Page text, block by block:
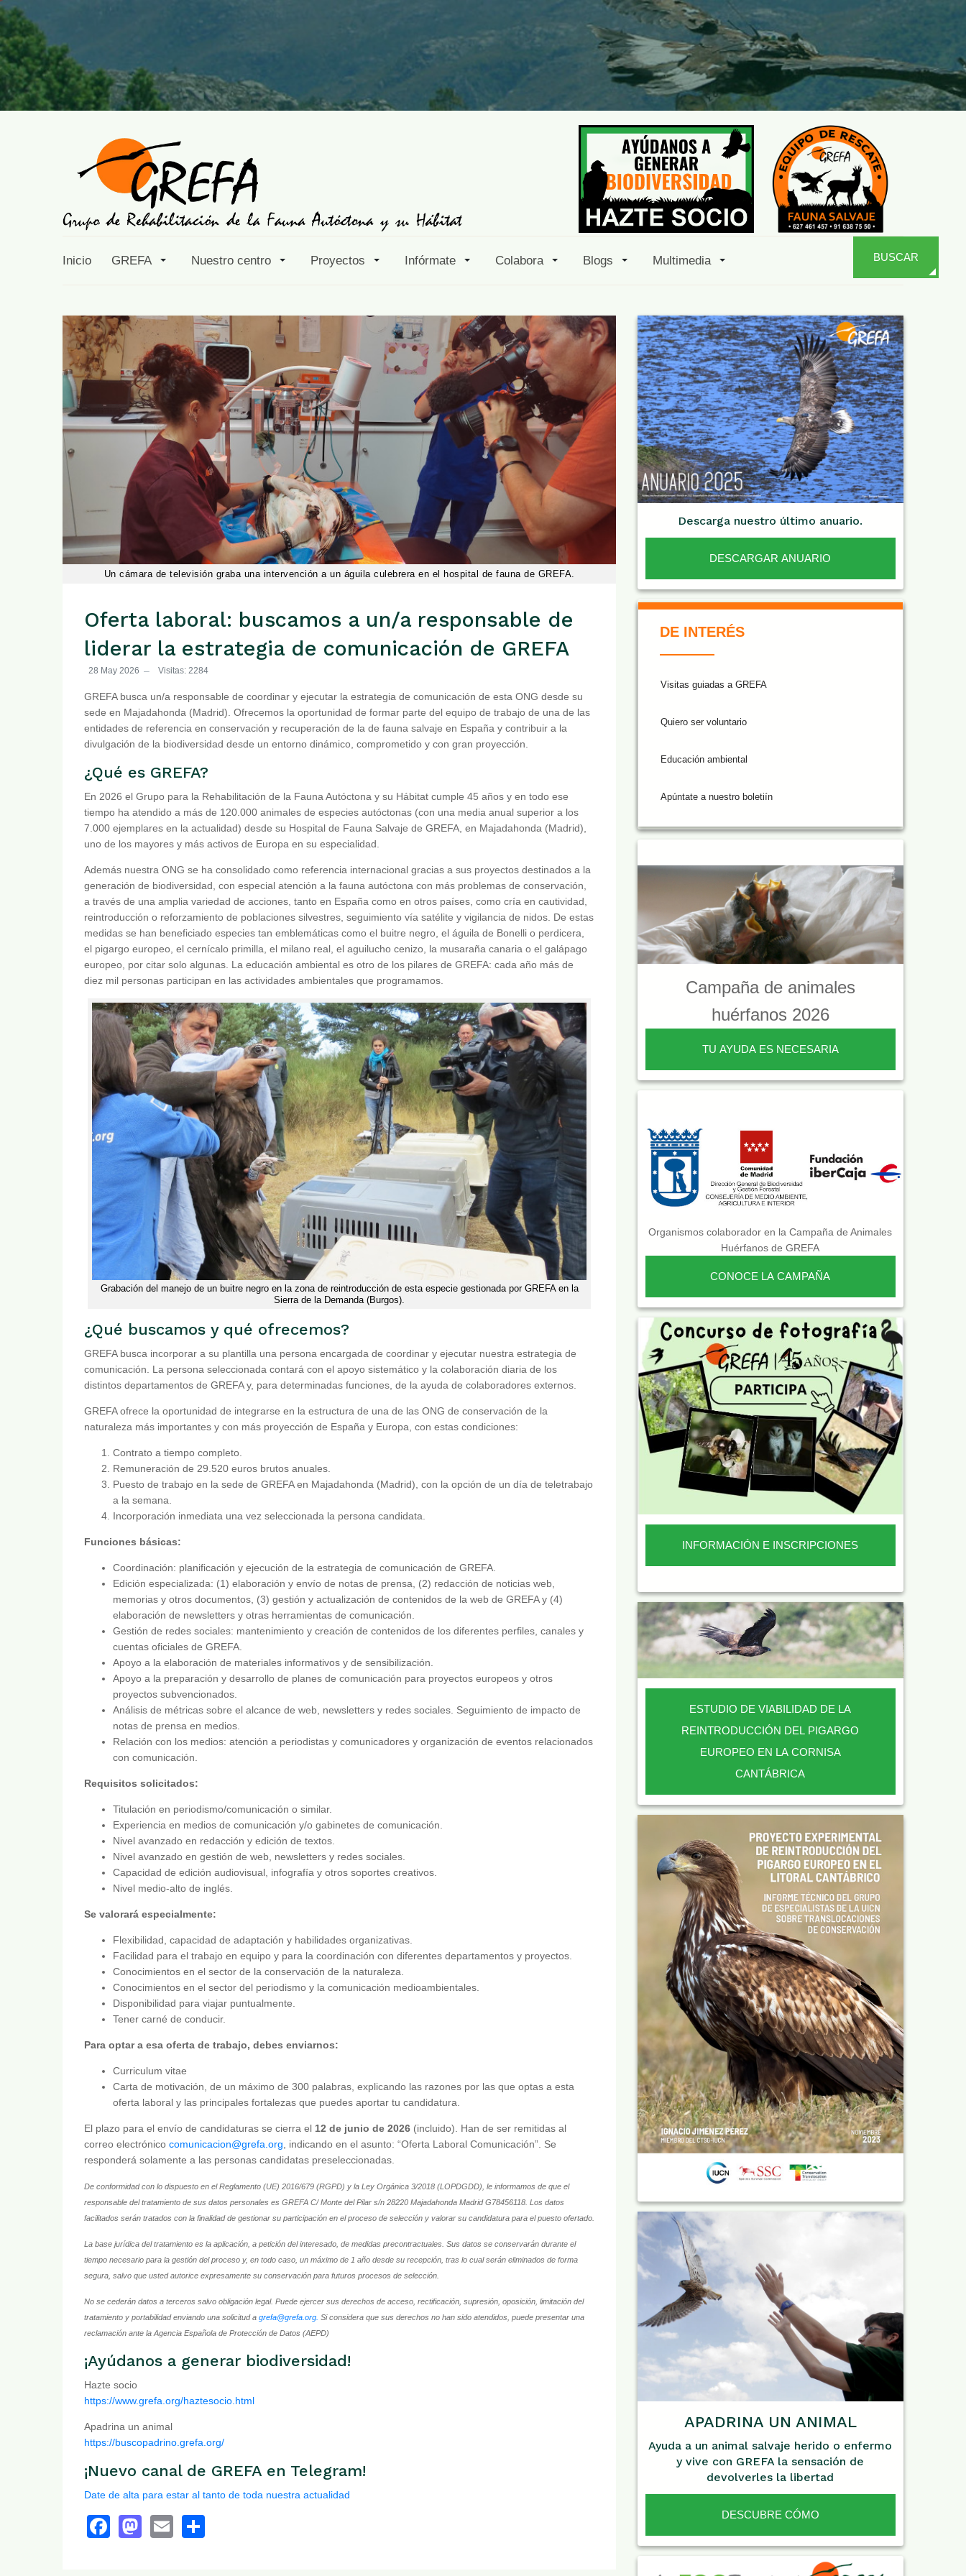
Inicio GREFA Nuestro centro Proyectos Infórmate Colabora Blogs Multimedia BUSCAR
Un cámara de televisión graba una intervención a un águila culebrera en el hospital de fauna de GREFA.
Oferta laboral: buscamos a un/a responsable de
liderar la estrategia de comunicación de GREFA
28 May 2026 Visitas: 2284
GREFA busca un/a responsable de coordinar y ejecutar la estrategia de comunicación de esta ONG desde su
sede en Majadahonda (Madrid). Ofrecemos la oportunidad de formar parte del equipo de trabajo de una de las
entidades de referencia en conservación y recuperación de la de fauna salvaje en España y contribuir a la
divulgación de la biodiversidad desde un entorno dinámico, comprometido y con gran proyección.
¿Qué es GREFA?
En 2026 el Grupo para la Rehabilitación de la Fauna Autóctona y su Hábitat cumple 45 años y en todo ese
tiempo ha atendido a más de 120.000 animales de especies autóctonas (con una media anual superior a los
7.000 ejemplares en la actualidad) desde su Hospital de Fauna Salvaje de GREFA, en Majadahonda (Madrid),
uno de los mayores y más activos de Europa en su especialidad.
Además nuestra ONG se ha consolidado como referencia internacional gracias a sus proyectos destinados a la
generación de biodiversidad, con especial atención a la fauna autóctona con más problemas de conservación,
a través de una amplia variedad de acciones, tanto en España como en otros países, como cría en cautividad,
reintroducción o reforzamiento de poblaciones silvestres, seguimiento vía satélite y vigilancia de nidos. De estas
medidas se han beneficiado especies tan emblemáticas como el buitre negro, el águila de Bonelli o perdicera,
el pigargo europeo, el cernícalo primilla, el milano real, el aguilucho cenizo, la musaraña canaria o el galápago
europeo, por citar solo algunas. La educación ambiental es otro de los pilares de GREFA: cada año más de
diez mil personas participan en las actividades ambientales que programamos.
Grabación del manejo de un buitre negro en la zona de reintroducción de esta especie gestionada por GREFA en la
Sierra de la Demanda (Burgos).
¿Qué buscamos y qué ofrecemos?
GREFA busca incorporar a su plantilla una persona encargada de coordinar y ejecutar nuestra estrategia de
comunicación. La persona seleccionada contará con el apoyo sistemático y la colaboración diaria de los
distintos departamentos de GREFA y, para determinadas funciones, de la ayuda de colaboradores externos.
GREFA ofrece la oportunidad de integrarse en la estructura de una de las ONG de conservación de la
naturaleza más importantes y con más proyección de España y Europa, con estas condiciones:
Contrato a tiempo completo.
Remuneración de 29.520 euros brutos anuales.
Puesto de trabajo en la sede de GREFA en Majadahonda (Madrid), con la opción de un día de teletrabajo
a la semana.
Incorporación inmediata una vez seleccionada la persona candidata.
Funciones básicas:
Coordinación: planificación y ejecución de la estrategia de comunicación de GREFA.
Edición especializada: (1) elaboración y envío de notas de prensa, (2) redacción de noticias web,
memorias y otros documentos, (3) gestión y actualización de contenidos de la web de GREFA y (4)
elaboración de newsletters y otras herramientas de comunicación.
Gestión de redes sociales: mantenimiento y creación de contenidos de los diferentes perfiles, canales y
cuentas oficiales de GREFA.
Apoyo a la elaboración de materiales informativos y de sensibilización.
Apoyo a la preparación y desarrollo de planes de comunicación para proyectos europeos y otros
proyectos subvencionados.
Análisis de métricas sobre el alcance de web, newsletters y redes sociales. Seguimiento de impacto de
notas de prensa en medios.
Relación con los medios: atención a periodistas y comunicadores y organización de eventos relacionados
con comunicación.
Requisitos solicitados:
Titulación en periodismo/comunicación o similar.
Experiencia en medios de comunicación y/o gabinetes de comunicación.
Nivel avanzado en redacción y edición de textos.
Nivel avanzado en gestión de web, newsletters y redes sociales.
Capacidad de edición audiovisual, infografía y otros soportes creativos.
Nivel medio-alto de inglés.
Se valorará especialmente:
Flexibilidad, capacidad de adaptación y habilidades organizativas.
Facilidad para el trabajo en equipo y para la coordinación con diferentes departamentos y proyectos.
Conocimientos en el sector de la conservación de la naturaleza.
Conocimientos en el sector del periodismo y la comunicación medioambientales.
Disponibilidad para viajar puntualmente.
Tener carné de conducir.
Para optar a esa oferta de trabajo, debes enviarnos:
Curriculum vitae
Carta de motivación, de un máximo de 300 palabras, explicando las razones por las que optas a esta
oferta laboral y las principales fortalezas que puedes aportar tu candidatura.
El plazo para el envío de candidaturas se cierra el 12 de junio de 2026 (incluido). Han de ser remitidas al
correo electrónico comunicacion@grefa.org , indicando en el asunto: “Oferta Laboral Comunicación”. Se
responderá solamente a las personas candidatas preseleccionadas.
De conformidad con lo dispuesto en el Reglamento (UE) 2016/679 (RGPD) y la Ley Orgánica 3/2018 (LOPDGDD), le informamos de que el
responsable del tratamiento de sus datos personales es GREFA C/ Monte del Pilar s/n 28220 Majadahonda Madrid G78456118. Los datos
facilitados serán tratados con la finalidad de gestionar su participación en el proceso de selección y valorar su candidatura para el puesto ofertado.
La base jurídica del tratamiento es la aplicación, a petición del interesado, de medidas precontractuales. Sus datos se conservarán durante el
tiempo necesario para la gestión del proceso y, en todo caso, un máximo de 1 año desde su recepción, tras lo cual serán eliminados de forma
segura, salvo que usted autorice expresamente su conservación para futuros procesos de selección.
No se cederán datos a terceros salvo obligación legal. Puede ejercer sus derechos de acceso, rectificación, supresión, oposición, limitación del
tratamiento y portabilidad enviando una solicitud a grefa@grefa.org Si considera que sus derechos no han sido atendidos, puede presentar una
reclamación ante la Agencia Española de Protección de Datos (AEPD)
¡Ayúdanos a generar biodiversidad!
Hazte socio
https://www.grefa.org/haztesocio.html
Apadrina un animal
https://buscopadrino.grefa.org/
¡Nuevo canal de GREFA en Telegram!
Date de alta para estar al tanto de toda nuestra actualidad
Facebook
Mastodon
Email
Descarga nuestro último anuario.
DESCARGAR ANUARIO
DE INTERÉS
Visitas guiadas a GREFA
Quiero ser voluntario
Educación ambiental
Apúntate a nuestro boletiín
Campaña de animales
huérfanos 2026
TU AYUDA ES NECESARIA
Organismos colaborador en la Campaña de Animales
Huérfanos de GREFA
CONOCE LA CAMPAÑA
INFORMACIÓN E INSCRIPCIONES
ESTUDIO DE VIABILIDAD DE LA
REINTRODUCCIÓN DEL PIGARGO
EUROPEO EN LA CORNISA
CANTÁBRICA
APADRINA UN ANIMAL
Ayuda a un animal salvaje herido o enfermo
y vive con GREFA la sensación de
devolverles la libertad
DESCUBRE CÓMO